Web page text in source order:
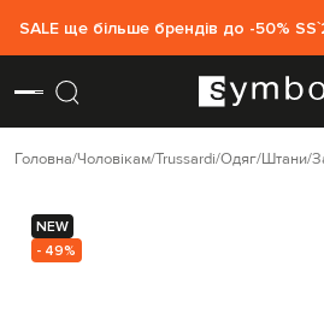
SALE ще більше брендів до -50%
Головна Чоловікам Trussardi Одяг Штани
NEW
- 49%